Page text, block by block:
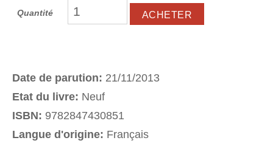
Quantité
Date de parution: 21/11/2013
Etat du livre: Neuf
ISBN: 9782847430851
Langue d'origine: Français